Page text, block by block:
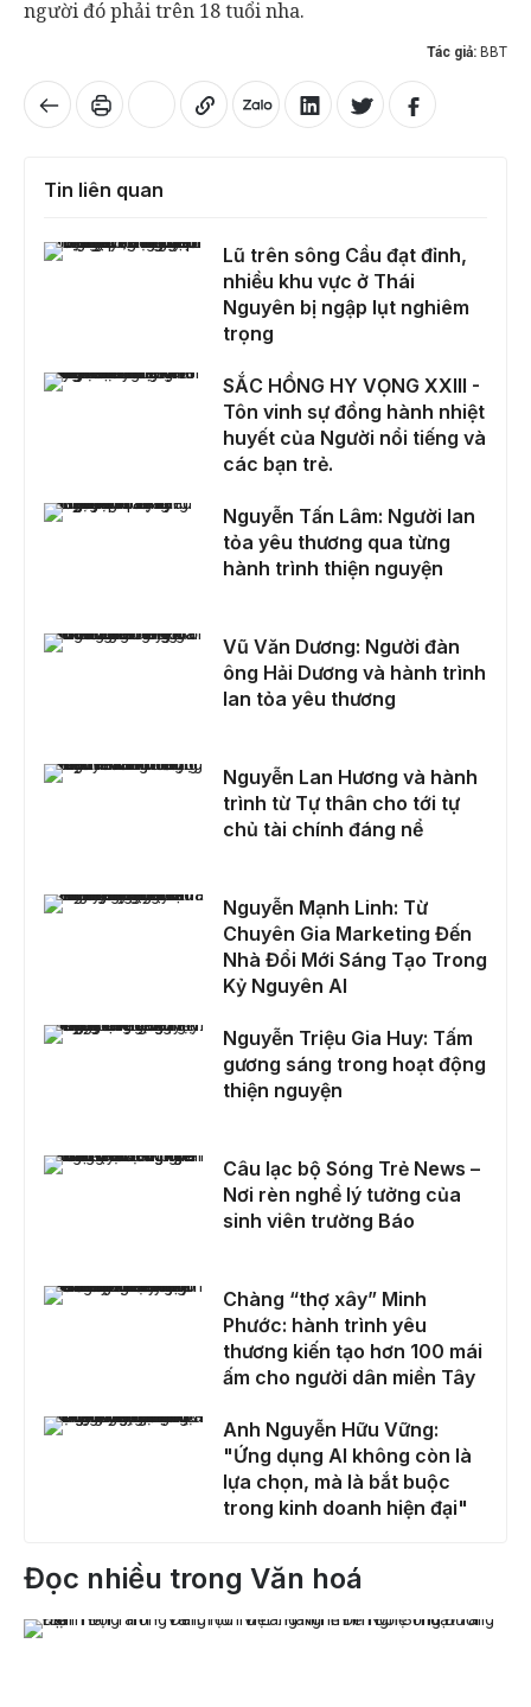
người đó phải trên 18 tuổi nha.
Tác giả: BBT
Tin liên quan
Lũ trên sông Cầu đạt đỉnh, nhiều khu vực ở Thái Nguyên bị ngập lụt nghiêm trọng
Lũ trên sông Cầu đạt đỉnh,
nhiều khu vực ở Thái
Nguyên bị ngập lụt nghiêm
trọng
SẮC HỒNG HY VỌNG XXIII - Tôn vinh sự đồng hành nhiệt huyết của Người nổi tiếng và các bạn trẻ.
SẮC HỒNG HY VỌNG XXIII -
Tôn vinh sự đồng hành nhiệt
huyết của Người nổi tiếng và
các bạn trẻ.
Nguyễn Tấn Lâm: Người lan tỏa yêu thương qua từng hành trình thiện nguyện
Nguyễn Tấn Lâm: Người lan
tỏa yêu thương qua từng
hành trình thiện nguyện
Vũ Văn Dương: Người đàn ông Hải Dương và hành trình lan tỏa yêu thương
Vũ Văn Dương: Người đàn
ông Hải Dương và hành trình
lan tỏa yêu thương
Nguyễn Lan Hương và hành trình từ Tự thân cho tới tự chủ tài chính đáng nể
Nguyễn Lan Hương và hành
trình từ Tự thân cho tới tự
chủ tài chính đáng nể
Nguyễn Mạnh Linh: Từ Chuyên Gia Marketing Đến Nhà Đổi Mới Sáng Tạo Trong Kỷ Nguyên AI
Nguyễn Mạnh Linh: Từ
Chuyên Gia Marketing Đến
Nhà Đổi Mới Sáng Tạo Trong
Kỷ Nguyên AI
Nguyễn Triệu Gia Huy: Tấm gương sáng trong hoạt động thiện nguyện
Nguyễn Triệu Gia Huy: Tấm
gương sáng trong hoạt động
thiện nguyện
Câu lạc bộ Sóng Trẻ News – Nơi rèn nghề lý tưởng của sinh viên trường Báo
Câu lạc bộ Sóng Trẻ News –
Nơi rèn nghề lý tưởng của
sinh viên trường Báo
Chàng “thợ xây” Minh Phước: hành trình yêu thương kiến tạo hơn 100 mái ấm cho người dân miền Tây
Chàng “thợ xây” Minh
Phước: hành trình yêu
thương kiến tạo hơn 100 mái
ấm cho người dân miền Tây
Anh Nguyễn Hữu Vững: "Ứng dụng AI không còn là lựa chọn, mà là bắt buộc trong kinh doanh hiện đại"
Anh Nguyễn Hữu Vững:
"Ứng dụng AI không còn là
lựa chọn, mà là bắt buộc
trong kinh doanh hiện đại"
Đọc nhiều trong Văn hoá